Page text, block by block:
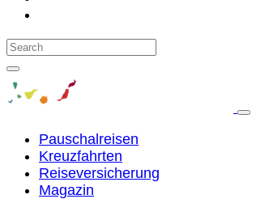
Pauschalreisen
Kreuzfahrten
Reiseversicherung
Magazin